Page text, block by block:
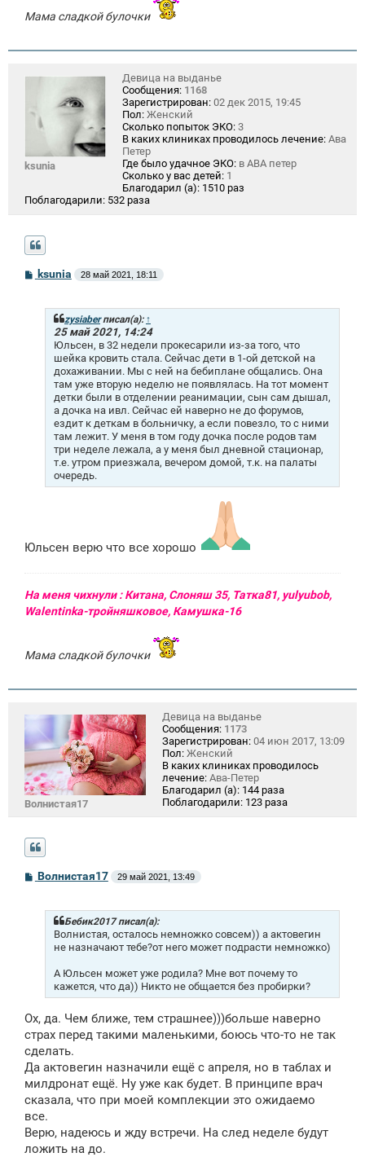
Мама сладкой булочки
ksunia
Девица на выданье
Сообщения: 1168
Зарегистрирован: 02 дек 2015, 19:45
Пол: Женский
Сколько попыток ЭКО: 3
В каких клиниках проводилось лечение: Ава
Петер
Где было удачное ЭКО: в АВА петер
Сколько у вас детей: 1
Благодарил (а): 1510 раз
Поблагодарили: 532 раза
Сksunia 28 май 2021, 18:11
zysiaberписал(а): ↑
25 май 2021, 14:24
Юльсен, в 32 недели прокесарили из-за того, что
шейка кровить стала. Сейчас дети в 1-ой детской на
дохаживании. Мы с ней на бебиплане общались. Она
там уже вторую неделю не появлялась. На тот момент
детки были в отделении реанимации, сын сам дышал,
а дочка на ивл. Сейчас ей наверно не до форумов,
ездит к деткам в больничку, а если повезло, то с ними
там лежит. У меня в том году дочка после родов там
три неделе лежала, а у меня был дневной стационар,
т.е. утром приезжала, вечером домой, т.к. на палаты
очередь.
Юльсен верю что все хорошо
На меня чихнули : Китана, Слоняш 35, Татка81, yulyubob,
Walentinka-тройняшковое, Камушка-16
Мама сладкой булочки
Волнистая17
Девица на выданье
Сообщения: 1173
Зарегистрирован: 04 июн 2017, 13:09
Пол: Женский
В каких клиниках проводилось
лечение: Ава-Петер
Благодарил (а): 144 раза
Поблагодарили: 123 раза
СВолнистая17 29 май 2021, 13:49
Бебик2017 писал(а):
Волнистая, осталось немножко совсем)) а актовегин
не назначают тебе?от него может подрасти немножко)
А Юльсен может уже родила? Мне вот почему то
кажется, что да)) Никто не общается без пробирки?
Ох, да. Чем ближе, тем страшнее)))больше наверно
страх перед такими маленькими, боюсь что-то не так
сделать.
Да актовегин назначили ещё с апреля, но в таблах и
милдронат ещё. Ну уже как будет. В принципе врач
сказала, что при моей комплекции это ожидаемо
все.
Верю, надеюсь и жду встречи. На след неделе будут
ложить на до.